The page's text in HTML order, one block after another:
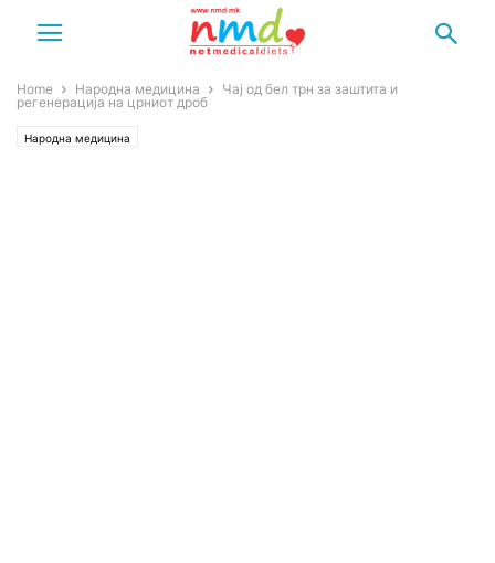
Home Народна медицина
Чај од бел трн за заштита и
регенерација на црниот дроб
Народна медицина